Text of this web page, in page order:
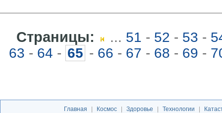
Страницы: ... 51 - 52 - 53 -
63 - 64 - 65 - 66 - 67 - 68 - 69 -
Главная Космос Здоровье Технологии